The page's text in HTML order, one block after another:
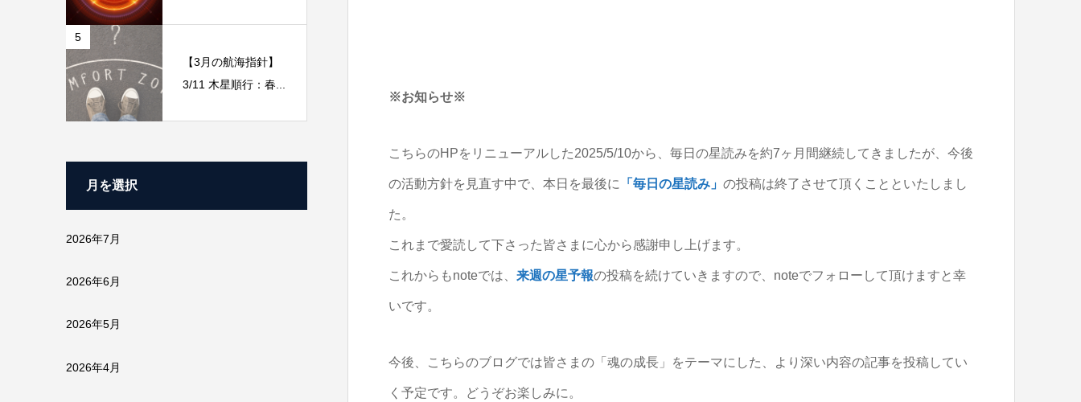
※お知らせ※
こちらのHPをリニューアルした2025/5/10から、毎日の星読みを約7ヶ月間継続してきましたが、今後
の活動方針を見直す中で、本日を最後に 「毎日の星読み」 の投稿は終了させて頂くことといたしまし
た。
これまで愛読して下さった皆さまに心から感謝申し上げます。
これからもnoteでは、 来週の星予報の投稿を続けていきますので、noteでフォローして頂けますと幸
いです。
今後、こちらのブログでは皆さまの「魂の成長」をテーマにした、より深い内容の記事を投稿してい
く予定です。どうぞお楽しみに。
5
【3月の航海指針】
3/11 木星順行：春...
月を選択
2026年7月
2026年6月
2026年5月
2026年4月